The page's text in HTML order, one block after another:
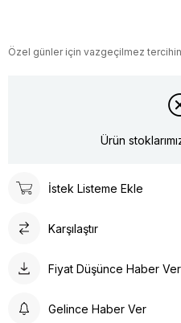
Özel günler için vazgeçilmez
Ürün
İstek Listeme Ekle
Karşılaştır
Fiyat Düşünce Haber Ver
Gelince Haber Ver